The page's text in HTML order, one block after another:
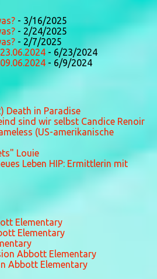
- 3/16/2025
- 2/24/2025
- 2/7/2025
- 6/23/2024
- 6/9/2024
Death in Paradise
sind wir selbst Candice Renoir
(US-amerikanische
Louie
Leben HIP: Ermittlerin mit
Elementary
Elementary
Abbott Elementary
Abbott Elementary